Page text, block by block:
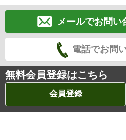
メールでお問い
電話でお問
無料会員登録はこちら
会員登録